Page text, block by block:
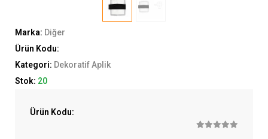
Marka: Diğer
Ürün Kodu:
Kategori: Dekoratif Aplik
Stok: 20
Ürün Kodu: